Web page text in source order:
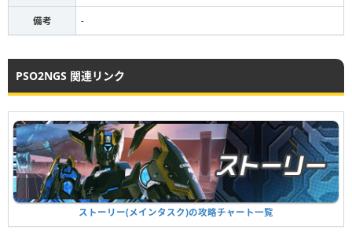
備考 -
PSO2NGS 関連リンク
ストーリー(メインタスク)の攻略チャート一覧